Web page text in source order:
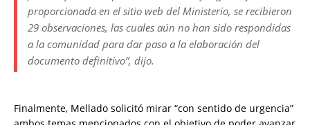
proporcionada en el sitio web del Ministerio, se recibieron
29 observaciones, las cuales aún no han sido respondidas
a la comunidad para dar paso a la elaboración del
documento definitivo”, dijo.
Finalmente, Mellado solicitó mirar “con sentido de urgencia”